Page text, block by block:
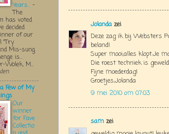
Jolanda zei
Deze zag ik bij Websters
beland!
Super mooi,alles klopt.Je
Die roest techniek is
Fijne moederdag!
Groetjes,Jolanda
9 mei 2010 om 07:03
sam zei
Years... -
The
has voted
decided
of our
"Try
Mis-sung
is...
Wolek, M...
Few of My
Our
winner
for Fave
Collectio